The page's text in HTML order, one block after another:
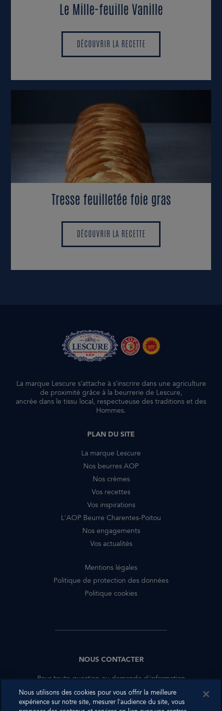
Le Mille-feuille Vanille
DÉCOUVRIR LA RECETTE
DÉCOUVRIR LA RECETTE
Tresse feuilletée foie gras
DÉCOUVRIR LA RECETTE
DÉCOUVRIR LA RECETTE
La marque Lescure s’attache à s’inscrire dans une agriculture
de proximité grâce à la beurrerie de Lescure,
ancrée dans le tissu local, respectueuse des traditions et des
Hommes.
PLAN DU SITE
La marque Lescure
Nos beurres AOP
Nos crèmes
Vos recettes
Vos inspirations
L'AOP Beurre Charentes-Poitou
Nos engagements
Vos actualités
Mentions légales
Politique de protection des données
Politique cookies
NOUS CONTACTER
Pour toute question ou demande d'information
complémentaire, nous sommes à votre disposition.
Nous utilisons des cookies pour vous offrir la meilleure
expérience sur notre site, mesurer l'audience du site, vous